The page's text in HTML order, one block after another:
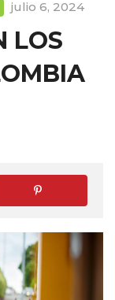
julio 6, 2024
LOS